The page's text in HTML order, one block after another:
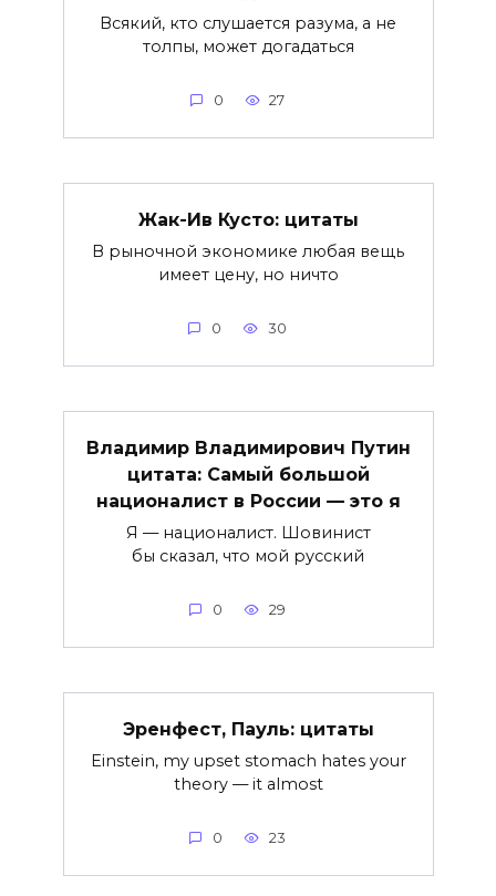
Всякий, кто слушается разума, а не
толпы, может догадаться
0 27
Жак-Ив Кусто: цитаты
В рыночной экономике любая вещь
имеет цену, но ничто
0 30
Владимир Владимирович Путин
цитата: Самый большой
националист в России — это я
Я — националист. Шовинист
бы сказал, что мой русский
0 29
Эренфест, Пауль: цитаты
Einstein, my upset stomach hates your
theory — it almost
0 23